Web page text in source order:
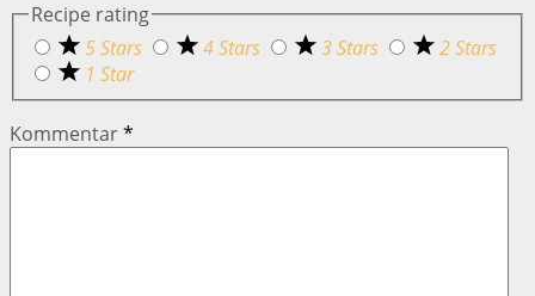
Recipe rating
5 Stars
4 Stars 3 Stars
2 Stars
1 Star
Kommentar*